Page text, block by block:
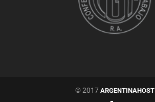
© 2017 ARGENTINAHOST